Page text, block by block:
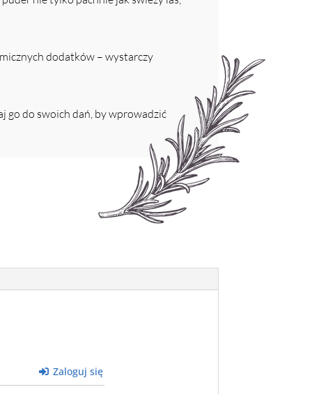
dodatków – wystarczy
go do swoich dań, by wprowadzić
Zaloguj się